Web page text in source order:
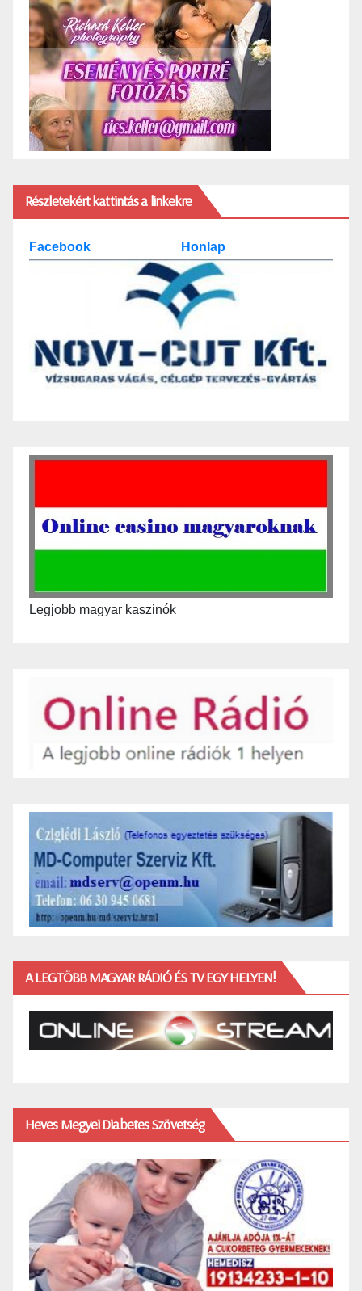
Részletekért kattintás a linkekre
Facebook Honlap
Legjobb magyar kaszinók
A LEGTÖBB MAGYAR RÁDIÓ ÉS TV EGY HELYEN!
Heves Megyei Diabetes Szövetség